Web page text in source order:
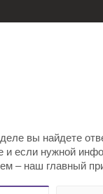
вы найдете
и если нужной
– наш главный